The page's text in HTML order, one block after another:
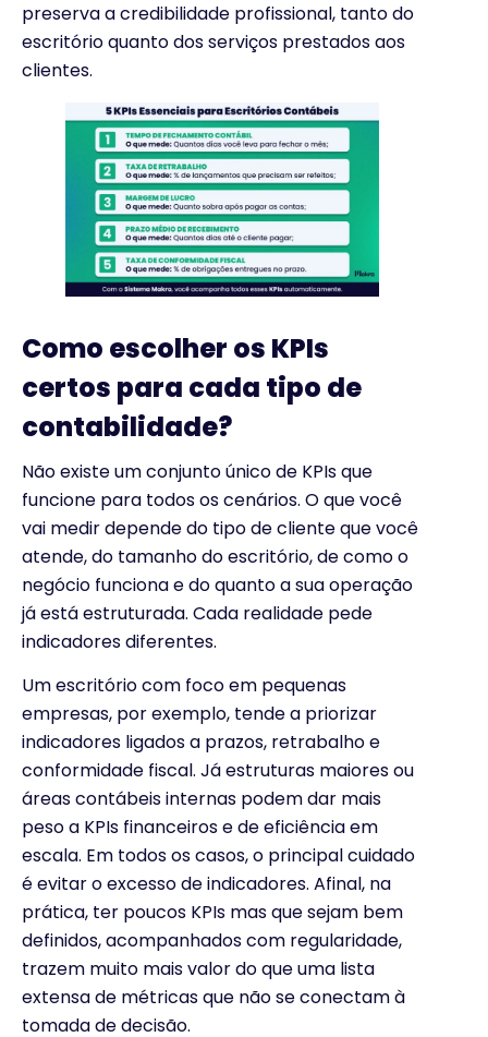
preserva a credibilidade profissional, tanto do
escritório quanto dos serviços prestados aos
clientes.
Como escolher os KPIs
certos para cada tipo de
contabilidade?
Não existe um conjunto único de KPIs que
funcione para todos os cenários. O que você
vai medir depende do tipo de cliente que você
atende, do tamanho do escritório, de como o
negócio funciona e do quanto a sua operação
já está estruturada. Cada realidade pede
indicadores diferentes.
Um escritório com foco em pequenas
empresas, por exemplo, tende a priorizar
indicadores ligados a prazos, retrabalho e
conformidade fiscal. Já estruturas maiores ou
áreas contábeis internas podem dar mais
peso a KPIs financeiros e de eficiência em
escala. Em todos os casos, o principal cuidado
é evitar o excesso de indicadores. Afinal, na
prática, ter poucos KPIs mas que sejam bem
definidos, acompanhados com regularidade,
trazem muito mais valor do que uma lista
extensa de métricas que não se conectam à
tomada de decisão.